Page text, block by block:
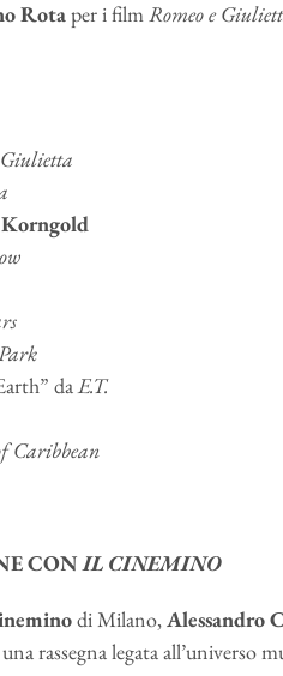
Rotaper i filmRomeo e
Giulietta
Korngold
daE.T.
Caribbean
CONIL CINEMINO
di Milano,Alessandro
rassegna legata all’universo